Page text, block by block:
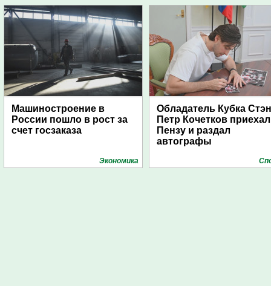
Машиностроение в
России пошло в рост за
счет госзаказа
Экономика
Обладатель Кубка
Петр Кочетков
Пензу и раздал
автографы